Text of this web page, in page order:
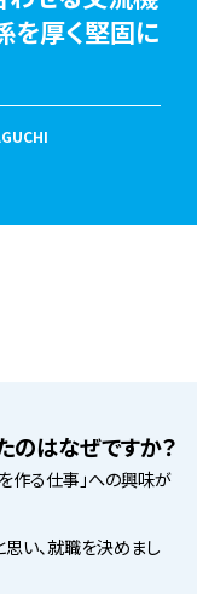
を厚く堅固に
のはなぜですか？
作る仕事」への興味が
い、就職を決めまし